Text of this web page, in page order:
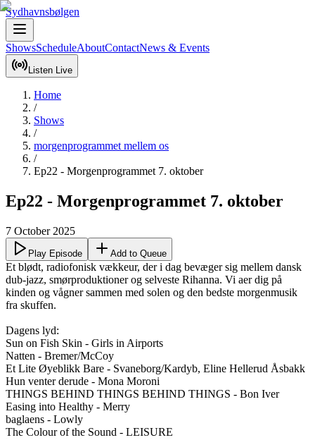
Sydhavnsbølgen
ShowsScheduleAboutContactNews & Events
Listen Live
Home
/
Shows
/
morgenprogrammet mellem os
/
Ep22 - Morgenprogrammet 7. oktober
Ep22 - Morgenprogrammet 7. oktober
7 October 2025
Play Episode Add to Queue
Et blødt, radiofonisk vækkeur, der i dag bevæger sig mellem dansk
dub-jazz, smørproduktioner og selveste Rihanna. Vi aer dig på
kinden og vågner sammen med solen og den bedste morgenmusik
fra skuffen.
Dagens lyd:
Sun on Fish Skin - Girls in Airports
Natten - Bremer/McCoy
Et Lite Øyeblikk Bare - Svaneborg/Kardyb, Eline Hellerud Åsbakk
Hun venter derude - Mona Moroni
THINGS BEHIND THINGS BEHIND THINGS - Bon Iver
Easing into Healthy - Merry
baglaens - Lowly
The Colour of the Sound - LEISURE